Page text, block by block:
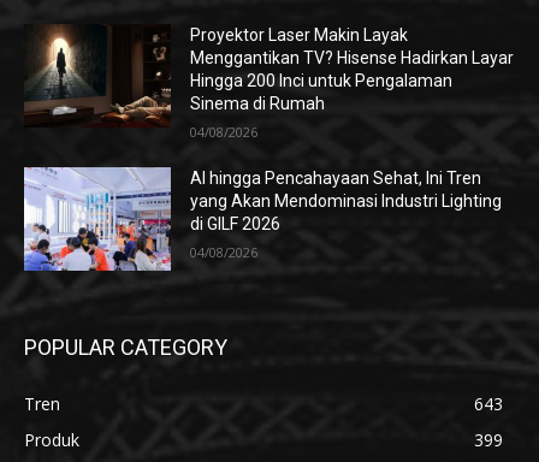
Proyektor Laser Makin Layak
Menggantikan TV? Hisense Hadirkan Layar
Hingga 200 Inci untuk Pengalaman
Sinema di Rumah
04/08/2026
AI hingga Pencahayaan Sehat, Ini Tren
yang Akan Mendominasi Industri Lighting
di GILF 2026
04/08/2026
POPULAR CATEGORY
Tren
643
Produk
399